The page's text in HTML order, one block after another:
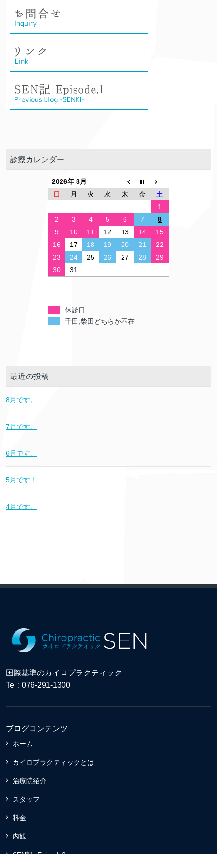
診療カレンダー
2026年 8月
日
月 火 水 木 金
土
1
2
3 4 5 6 7
8
9
10 11 12 13 14
15
16
17 18 19 20 21
22
23
24 25 26 27 28
29
30
31
休診日
千田,柴田どちらか不在
最近の投稿
8月です。
7月です。
6月です。
5月です！
4月です。
国際基準のカイロプラクティック
Tel : 076-291-1300
ブログコンテンツ
ホーム
カイロプラクティックとは
治療院紹介
スタッフ
料金
内観